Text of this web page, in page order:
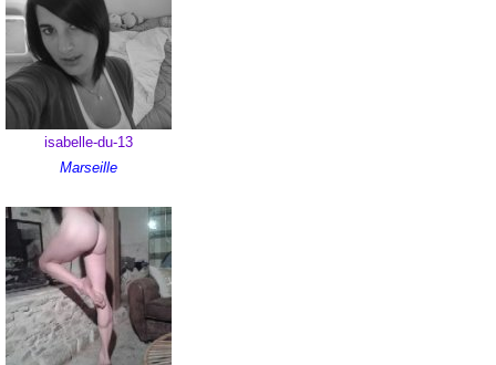
isabelle-du-13
Marseille